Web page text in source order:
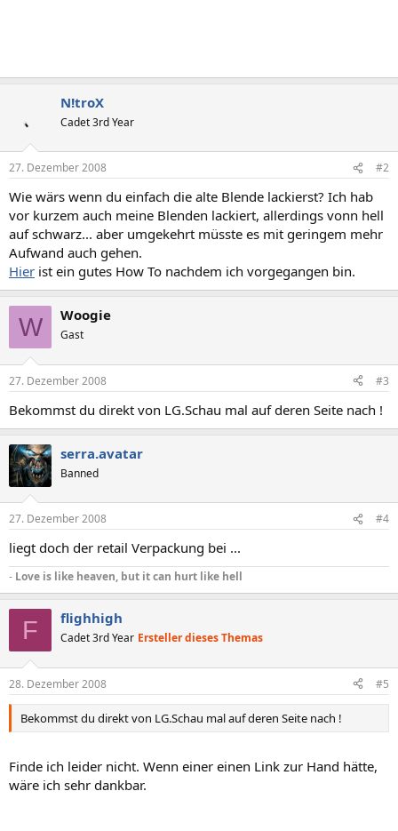
N!troX
Cadet 3rd Year
27. Dezember 2008 #2
Wie wärs wenn du einfach die alte Blende lackierst? Ich hab
vor kurzem auch meine Blenden lackiert, allerdings vonn hell
auf schwarz... aber umgekehrt müsste es mit geringem mehr
Aufwand auch gehen.
Hier ist ein gutes How To nachdem ich vorgegangen bin.
W Woogie
Gast
27. Dezember 2008 #3
Bekommst du direkt von LG.Schau mal auf deren Seite nach !
serra.avatar
Banned
27. Dezember 2008 #4
liegt doch der retail Verpackung bei ...
- Love is like heaven, but it can hurt like hell
F flighhigh
Cadet 3rd Year Ersteller dieses Themas
28. Dezember 2008 #5
Bekommst du direkt von LG.Schau mal auf deren Seite nach !
Finde ich leider nicht. Wenn einer einen Link zur Hand hätte,
wäre ich sehr dankbar.